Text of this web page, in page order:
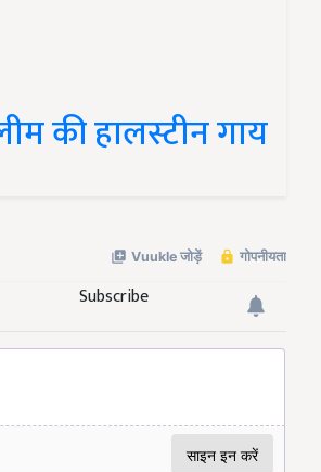
Subscribe
की हालस्टीन गाय